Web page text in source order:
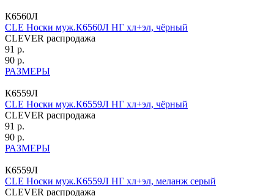
К6560Л
CLE Носки муж.К6560Л НГ хл+эл, чёрный
CLEVER распродажа
91 р.
90 р.
РАЗМЕРЫ
К6559Л
CLE Носки муж.К6559Л НГ хл+эл, чёрный
CLEVER распродажа
91 р.
90 р.
РАЗМЕРЫ
К6559Л
CLE Носки муж.К6559Л НГ хл+эл, меланж серый
CLEVER распродажа